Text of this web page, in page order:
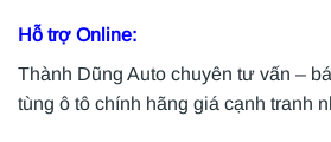
Hỗ trợ Online:
Thành Dũng Auto chuyên tư vấn –
tùng ô tô chính hãng giá cạnh tranh